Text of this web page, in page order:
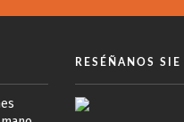
RESÉÑANOS SIE